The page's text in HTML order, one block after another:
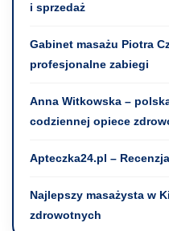
i sprzedaż
Gabinet masażu Piotra
profesjonalne zabiegi
Anna Witkowska –
codziennej opiece
Apteczka24.pl –
Najlepszy masażysta w
zdrowotnych